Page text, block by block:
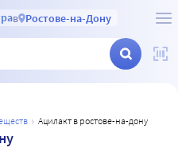
в Ростове-на-Дону
ацилакт в ростове-на-дону